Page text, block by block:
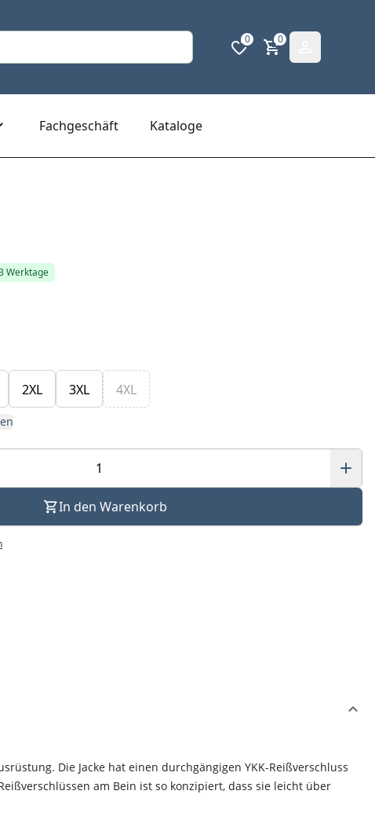
0 0
Fachgeschäft Kataloge
Werktage
2XL 3XL 4XL
In den Warenkorb
Die Jacke hat einen durchgängigen YKK-Reißverschluss
am Bein ist so konzipiert, dass sie leicht über